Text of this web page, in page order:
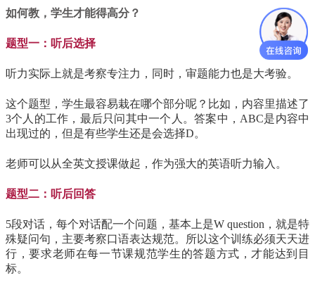
如何教，学生才能得高分？
题型一：听后选择
听力实际上就是考察专注力，同时，审题能力也是大考验。
这个题型，学生最容易栽在哪个部分呢？比如，内容里描述了
3个人的工作，最后只问其中一个人。答案中，ABC是内容中
出现过的，但是有些学生还是会选择D。
老师可以从全英文授课做起，作为强大的英语听力输入。
题型二：听后回答
5段对话，每个对话配一个问题，基本上是W question，就是特
殊疑问句，主要考察口语表达规范。所以这个训练必须天天进
行，要求老师在每一节课规范学生的答题方式，才能达到目
标。